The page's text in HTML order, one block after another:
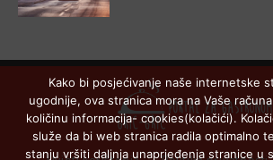
Kako bi posjećivanje naše internetske
ugodnije, ova stranica mora na Vaše
količinu informacija- cookies(kolačići).
služe da bi web stranica radila optimalno
stanju vršiti daljnja unaprjeđenja stranice u